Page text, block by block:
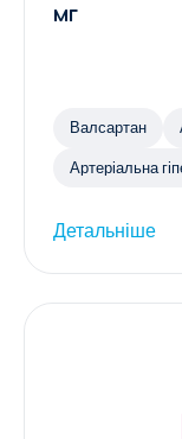
мг
Валсартан
Артеріальна
Детальніше